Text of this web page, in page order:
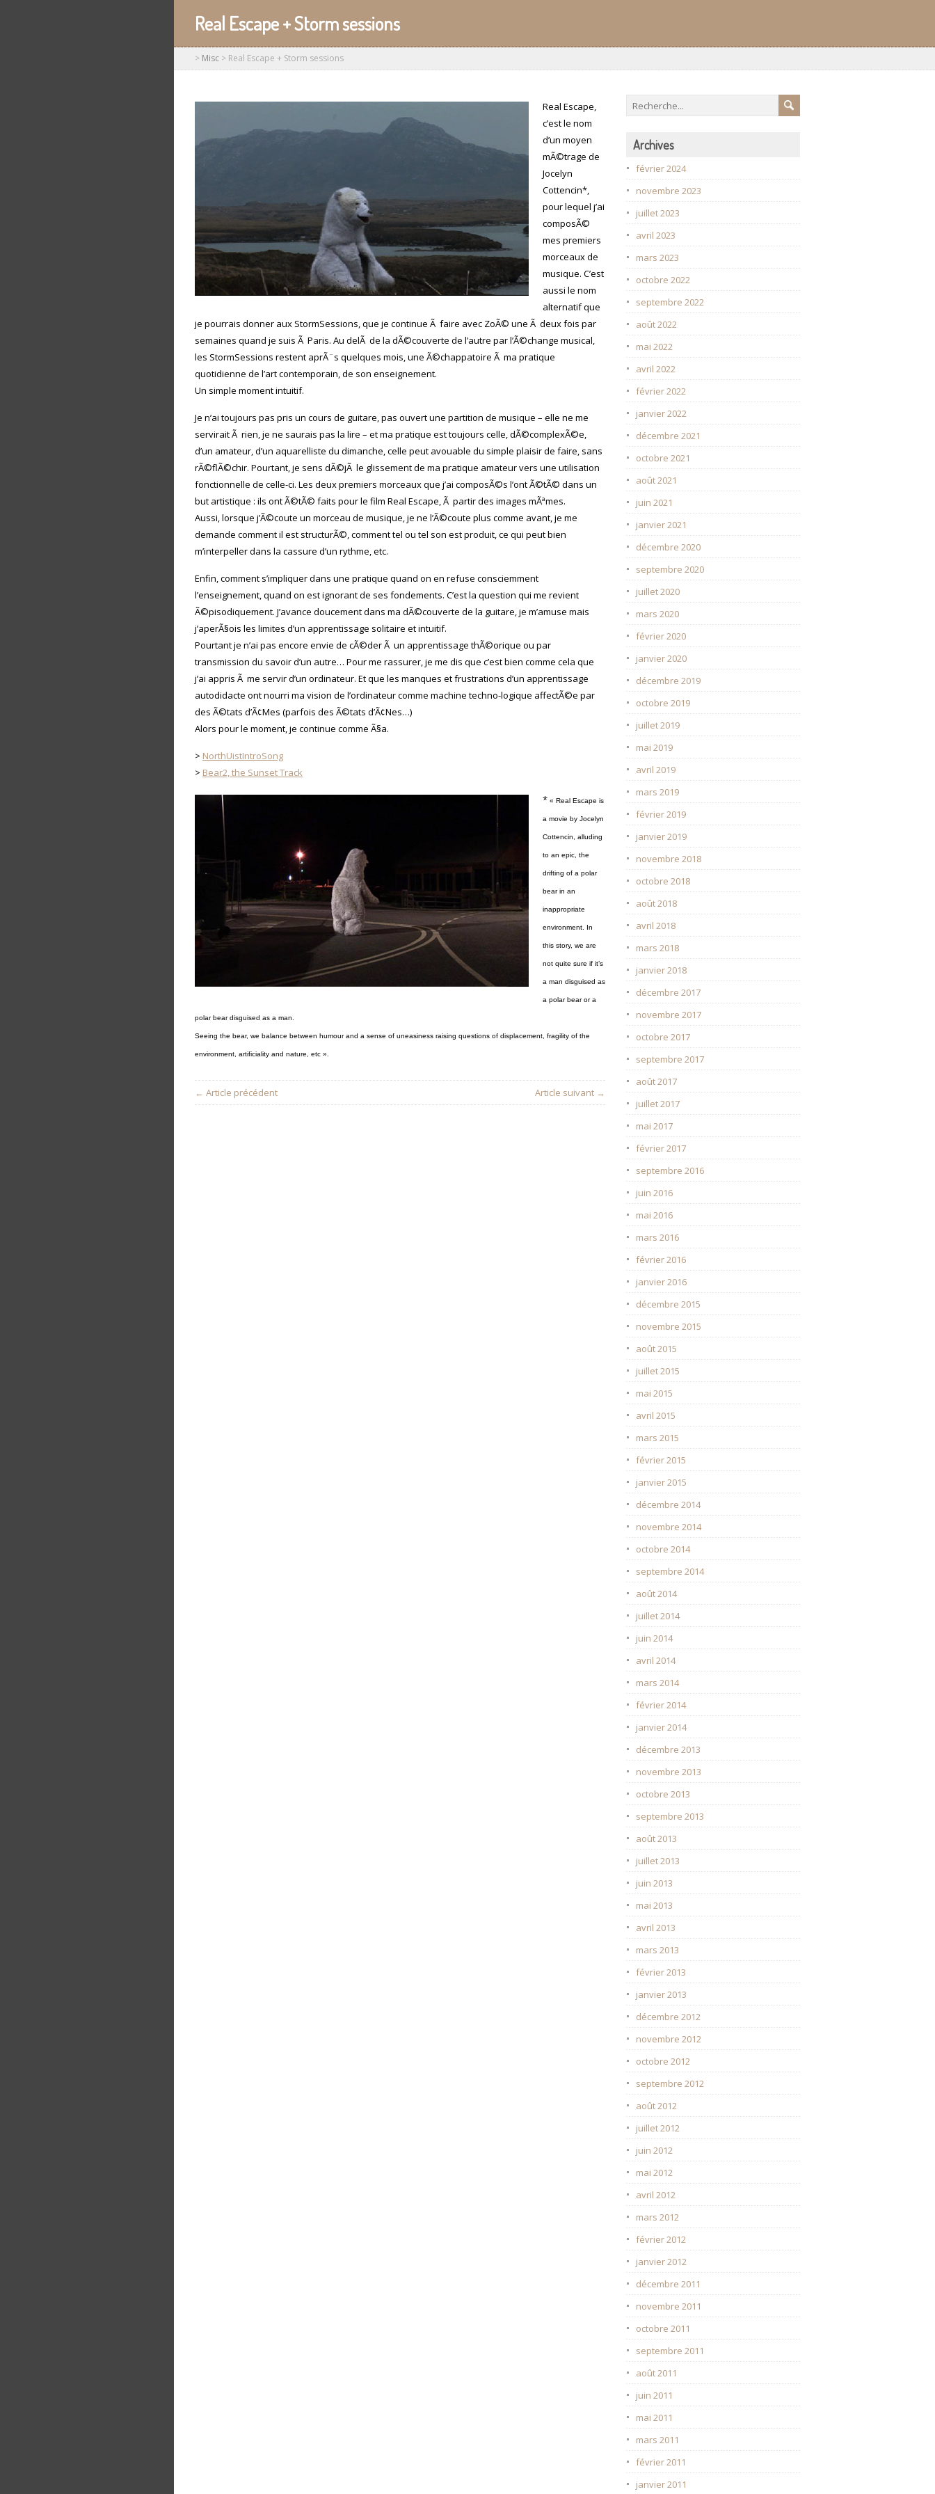
Real Escape + Storm sessions
> Misc > Real Escape + Storm sessions
Real Escape,
c’est le nom
d’un moyen
mÃ©trage de
Jocelyn
Cottencin*,
pour lequel j’ai
composÃ©
mes premiers
morceaux de
musique. C’est
aussi le nom
alternatif que
je pourrais donner aux StormSessions, que je continue Ã faire avec ZoÃ© une Ã deux fois par
semaines quand je suis Ã Paris. Au delÃ de la dÃ©couverte de l’autre par l’Ã©change musical,
les StormSessions restent aprÃ¨s quelques mois, une Ã©chappatoire Ã ma pratique
quotidienne de l’art contemporain, de son enseignement.
Un simple moment intuitif.
Je n’ai toujours pas pris un cours de guitare, pas ouvert une partition de musique – elle ne me
servirait Ã rien, je ne saurais pas la lire – et ma pratique est toujours celle, dÃ©complexÃ©e,
d’un amateur, d’un aquarelliste du dimanche, celle peut avouable du simple plaisir de faire, sans
rÃ©flÃ©chir. Pourtant, je sens dÃ©jÃ le glissement de ma pratique amateur vers une utilisation
fonctionnelle de celle-ci. Les deux premiers morceaux que j’ai composÃ©s l’ont Ã©tÃ© dans un
but artistique : ils ont Ã©tÃ© faits pour le film Real Escape, Ã partir des images mÃªmes.
Aussi, lorsque j’Ã©coute un morceau de musique, je ne l’Ã©coute plus comme avant, je me
demande comment il est structurÃ©, comment tel ou tel son est produit, ce qui peut bien
m’interpeller dans la cassure d’un rythme, etc.
Enfin, comment s’impliquer dans une pratique quand on en refuse consciemment
l’enseignement, quand on est ignorant de ses fondements. C’est la question qui me revient
Ã©pisodiquement. J’avance doucement dans ma dÃ©couverte de la guitare, je m’amuse mais
j’aperÃ§ois les limites d’un apprentissage solitaire et intuitif.
Pourtant je n’ai pas encore envie de cÃ©der Ã un apprentissage thÃ©orique ou par
transmission du savoir d’un autre… Pour me rassurer, je me dis que c’est bien comme cela que
j’ai appris Ã me servir d’un ordinateur. Et que les manques et frustrations d’un apprentissage
autodidacte ont nourri ma vision de l’ordinateur comme machine techno-logique affectÃ©e par
des Ã©tats d’Ã¢Mes (parfois des Ã©tats d’Ã¢Nes…)
Alors pour le moment, je continue comme Ã§a.
> NorthUistIntroSong
> Bear2, the Sunset Track
* « Real Escape is
a movie by Jocelyn
Cottencin, alluding
to an epic, the
drifting of a polar
bear in an
inappropriate
environment. In
this story, we are
not quite sure if it’s
a man disguised as
a polar bear or a
polar bear disguised as a man.
Seeing the bear, we balance between humour and a sense of uneasiness raising questions of displacement, fragility of the
environment, artificiality and nature, etc ».
← Article précédent Article suivant →
Archives
février 2024
novembre 2023
juillet 2023
avril 2023
mars 2023
octobre 2022
septembre 2022
août 2022
mai 2022
avril 2022
février 2022
janvier 2022
décembre 2021
octobre 2021
août 2021
juin 2021
janvier 2021
décembre 2020
septembre 2020
juillet 2020
mars 2020
février 2020
janvier 2020
décembre 2019
octobre 2019
juillet 2019
mai 2019
avril 2019
mars 2019
février 2019
janvier 2019
novembre 2018
octobre 2018
août 2018
avril 2018
mars 2018
janvier 2018
décembre 2017
novembre 2017
octobre 2017
septembre 2017
août 2017
juillet 2017
mai 2017
février 2017
septembre 2016
juin 2016
mai 2016
mars 2016
février 2016
janvier 2016
décembre 2015
novembre 2015
août 2015
juillet 2015
mai 2015
avril 2015
mars 2015
février 2015
janvier 2015
décembre 2014
novembre 2014
octobre 2014
septembre 2014
août 2014
juillet 2014
juin 2014
avril 2014
mars 2014
février 2014
janvier 2014
décembre 2013
novembre 2013
octobre 2013
septembre 2013
août 2013
juillet 2013
juin 2013
mai 2013
avril 2013
mars 2013
février 2013
janvier 2013
décembre 2012
novembre 2012
octobre 2012
septembre 2012
août 2012
juillet 2012
juin 2012
mai 2012
avril 2012
mars 2012
février 2012
janvier 2012
décembre 2011
novembre 2011
octobre 2011
septembre 2011
août 2011
juin 2011
mai 2011
mars 2011
février 2011
janvier 2011